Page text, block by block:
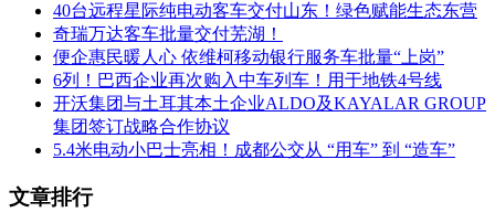
40台远程星际纯电动客车交付山东！绿色赋能生态东营
奇瑞万达客车批量交付芜湖！
便企惠民暖人心 依维柯移动银行服务车批量“上岗”
6列！巴西企业再次购入中车列车！用于地铁4号线
开沃集团与土耳其本土企业ALDO及KAYALAR GROUP
集团签订战略合作协议
5.4米电动小巴士亮相！成都公交从 “用车” 到 “造车”
文章排行